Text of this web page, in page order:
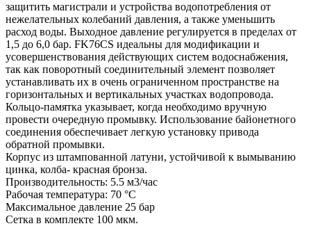
защитить магистрали и устройства водопотребления от
нежелательных колебаний давления, а также уменьшить
расход воды. Выходное давление регулируется в пределах от
1,5 до 6,0 бар. FK76CS идеальны для модификации и
усовершенствования действующих систем водоснабжения,
так как поворотный соединительный элемент позволяет
устанавливать их в очень ограниченном пространстве на
горизонтальных и вертикальных участках водопровода.
Кольцо-памятка указывает, когда необходимо вручную
провести очередную промывку. Использование байонетного
соединения обеспечивает легкую установку привода
обратной промывки.
Корпус из штампованной латуни, устойчивой к вымыванию
цинка, колба- красная бронза.
Производительность: 5.5 м3/час
Рабочая температура: 70 °С
Максимальное давление 25 бар
Сетка в комплекте 100 мкм.